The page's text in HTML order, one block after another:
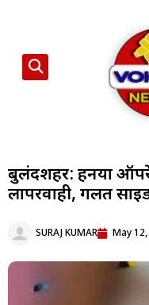
बुलंदशहर: हर्निया
लापरवाही, गलत
SURAJ KUMAR May